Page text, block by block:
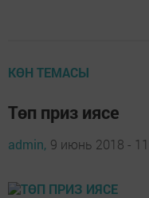
КӨН ТЕМАСЫ
Төп приз иясе
admin, 9 июнь 2018 -